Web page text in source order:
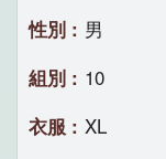
男
10
XL